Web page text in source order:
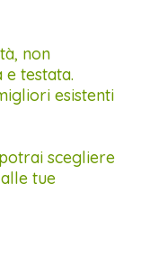
non
testata.
esistenti
scegliere
tue